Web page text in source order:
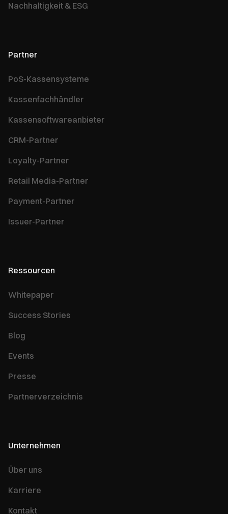
Nachhaltigkeit & ESG
Partner
PoS-Kassensysteme
Kassenfachhändler
Kassensoftwareanbieter
CRM-Partner
Loyalty-Partner
Retail Media-Partner
Payment-Partner
Issuer-Partner
Ressourcen
Whitepaper
Success Stories
Blog
Events
Presse
Partnerverzeichnis
Unternehmen
Über uns
Karriere
Kontakt